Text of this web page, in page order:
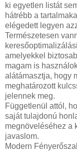
ki egyetlen listát
hátrébb a
elégedett legyen
Természetesen
amelyekkel
magam is
alátámasztja, hogy
meghatározott
jelennek meg.
Függetlenül attól,
saját tulajdonú
megnöveléséhez a
javaslom.
Modern